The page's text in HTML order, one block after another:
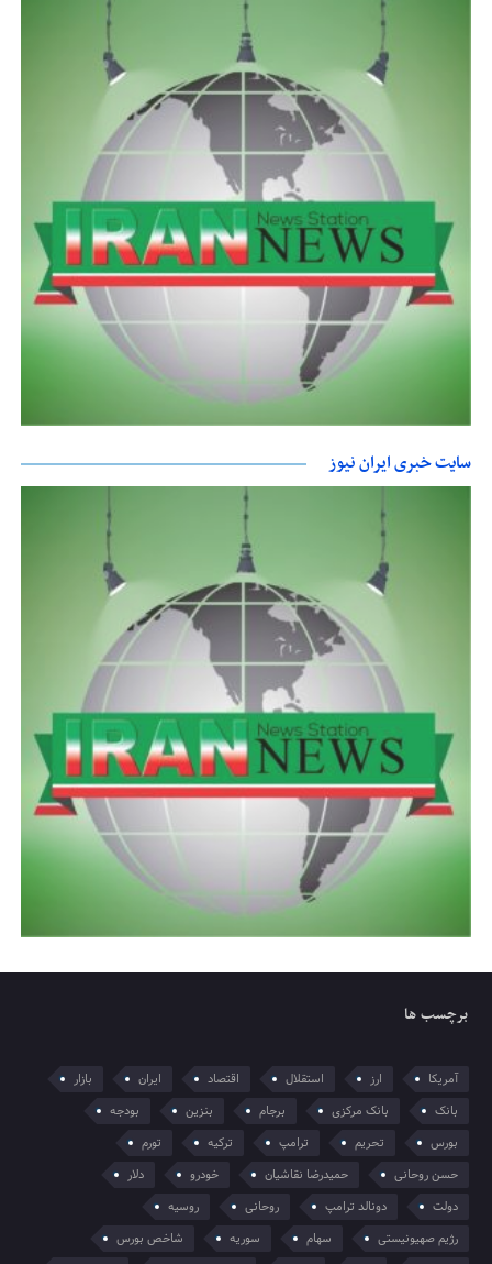
سایت خبری ایران نیوز
برچسب ها
آمریکا ارز استقلال اقتصاد ایران
بازار
بانک
بانک مرکزی برجام بنزین
بودجه
بورس
تحریم ترامپ ترکیه
تورم
حسن روحانی
حمیدرضا نقاشیان خودرو
دلار
دولت
دونالد ترامپ روحانی
روسیه
رژیم صهیونیستی
سهام سوریه
شاخص بورس